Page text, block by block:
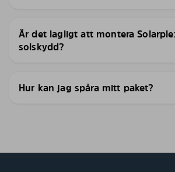
Är det lagligt att montera
solskydd?
Hur kan jag spåra mitt paket?